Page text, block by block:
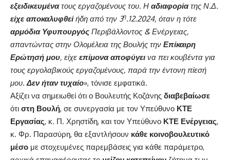
εξειδικευμένατους εργαζομένους του. Η αδιαφορίατης Ν.Δ.
είχε αποκαλυφθείήδη από την 3η.12.2024, όταν η τότε
αρμόδια Υφυπουργός Περιβάλλοντος & Ενέργειας,
απαντώντας στην Ολομέλεια της Βουλής την Επίκαιρη
Ερώτησή μου, είχε επίμονα αποφύγει να πει κουβέντα για
τους εργολαβικούς εργαζομένους, παρά την έντονη πίεσή
μου.Δεν ήταν τυχαίο», τόνισε εμφατικά.
Αξίζει να σημειωθεί ότι ο Βουλευτής Κοζάνης διαβεβαίωσε
ότι στη Βουλή, σε συνεργασία με τον Υπεύθυνο ΚΤΕ
Εργασίας, κ. Π. Χρηστίδη, και τον Υπεύθυνο ΚΤΕ Ενέργειας,
κ. Φρ. Παρασύρη, θα εξαντλήσουν κάθε κοινοβουλευτικό
μέσο με στοχευμένες παρεμβάσεις για κάθε παράμετρο,